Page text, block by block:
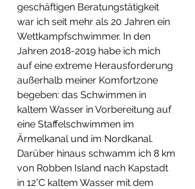
geschäftigen Beratungstätigkeit
war ich seit mehr als 20 Jahren ein
Wettkampfschwimmer. In den
Jahren 2018-2019 habe ich mich
auf eine extreme Herausforderung
außerhalb meiner Komfortzone
begeben: das Schwimmen in
kaltem Wasser in Vorbereitung auf
eine Staffelschwimmen im
Ärmelkanal und im Nordkanal.
Darüber hinaus schwamm ich 8 km
von Robben Island nach Kapstadt
in 12°C kaltem Wasser mit dem